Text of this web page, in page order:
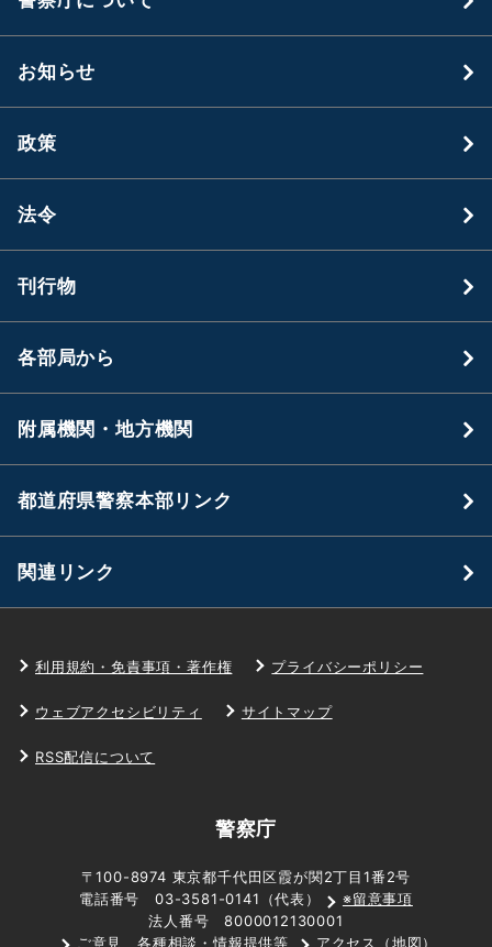
お知らせ
政策
法令
刊行物
各部局から
附属機関・地方機関
都道府県警察本部リンク
関連リンク
利用規約・免責事項・著作権 プライバシーポリシー
ウェブアクセシビリティ サイトマップ
RSS配信について
警察庁
〒100-8974 東京都千代田区霞が関2丁目1番2号
電話番号 03-3581-0141（代表）
※留意事項
法人番号 8000012130001
ご意見、各種相談・情報提供等
アクセス（地図）